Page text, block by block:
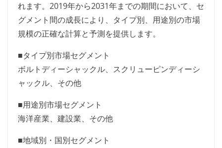
れます。2019年から2031年までの期間において、セ
グメント間の成長により、タイプ別、用途別の市場
規模の正確な計算と予測を提供します。
■タイプ別市場セグメント
ボルトディーシャックル、スクリューピンディーシ
ャックル、その他
■用途別市場セグメント
海洋産業、建設業、その他
■地域別・国別セグメント